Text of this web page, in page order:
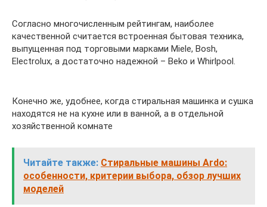
Согласно многочисленным рейтингам, наиболее
качественной считается встроенная бытовая техника,
выпущенная под торговыми марками Miele, Bosh,
Electrolux, а достаточно надежной – Beko и Whirlpool.
Конечно же, удобнее, когда стиральная машинка и сушка
находятся не на кухне или в ванной, а в отдельной
хозяйственной комнате
Читайте также: Стиральные машины Ardo:
особенности, критерии выбора, обзор лучших
моделей